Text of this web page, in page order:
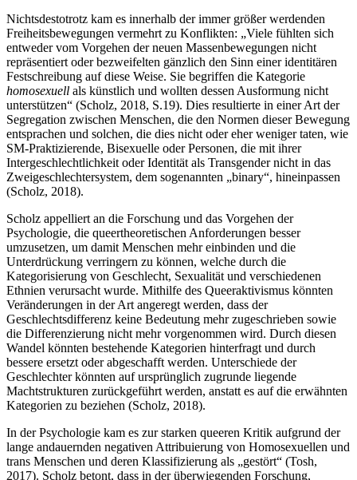
Nichtsdestotrotz kam es innerhalb der immer größer werdenden
Freiheitsbewegungen vermehrt zu Konflikten: „Viele fühlten sich
entweder vom Vorgehen der neuen Massenbewegungen nicht
repräsentiert oder bezweifelten gänzlich den Sinn einer identitären
Festschreibung auf diese Weise. Sie begriffen die Kategorie
homosexuell als künstlich und wollten dessen Ausformung nicht
unterstützen“ (Scholz, 2018, S.19). Dies resultierte in einer Art der
Segregation zwischen Menschen, die den Normen dieser Bewegung
entsprachen und solchen, die dies nicht oder eher weniger taten, wie
SM-Praktizierende, Bisexuelle oder Personen, die mit ihrer
Intergeschlechtlichkeit oder Identität als Transgender nicht in das
Zweigeschlechtersystem, dem sogenannten „binary“, hineinpassen
(Scholz, 2018).
Scholz appelliert an die Forschung und das Vorgehen der
Psychologie, die queertheoretischen Anforderungen besser
umzusetzen, um damit Menschen mehr einbinden und die
Unterdrückung verringern zu können, welche durch die
Kategorisierung von Geschlecht, Sexualität und verschiedenen
Ethnien verursacht wurde. Mithilfe des Queeraktivismus könnten
Veränderungen in der Art angeregt werden, dass der
Geschlechtsdifferenz keine Bedeutung mehr zugeschrieben sowie
die Differenzierung nicht mehr vorgenommen wird. Durch diesen
Wandel könnten bestehende Kategorien hinterfragt und durch
bessere ersetzt oder abgeschafft werden. Unterschiede der
Geschlechter könnten auf ursprünglich zugrunde liegende
Machtstrukturen zurückgeführt werden, anstatt es auf die erwähnten
Kategorien zu beziehen (Scholz, 2018).
In der Psychologie kam es zur starken queeren Kritik aufgrund der
lange andauernden negativen Attribuierung von Homosexuellen und
trans Menschen und deren Klassifizierung als „gestört“ (Tosh,
2017). Scholz betont, dass in der überwiegenden Forschung,